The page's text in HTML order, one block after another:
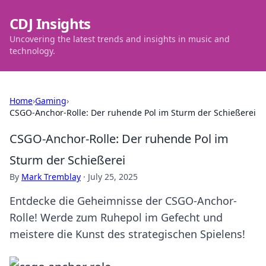
CDJ Insights
Uncovering the latest trends and insights in music and
technology.
Home›Gaming›
CSGO-Anchor-Rolle: Der ruhende Pol im Sturm der Schießerei
CSGO-Anchor-Rolle: Der ruhende Pol im
Sturm der Schießerei
By Mark Tremblay · July 25, 2025
Entdecke die Geheimnisse der CSGO-Anchor-
Rolle! Werde zum Ruhepol im Gefecht und
meistere die Kunst des strategischen Spielens!